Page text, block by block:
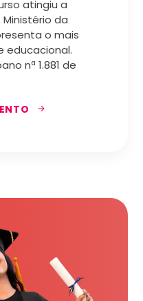
atingiu a
da
o mais
educacional.
nª 1.881 de